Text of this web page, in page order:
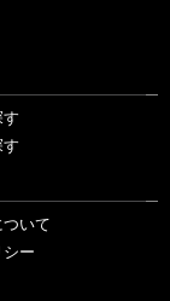
す
す
いて
ー